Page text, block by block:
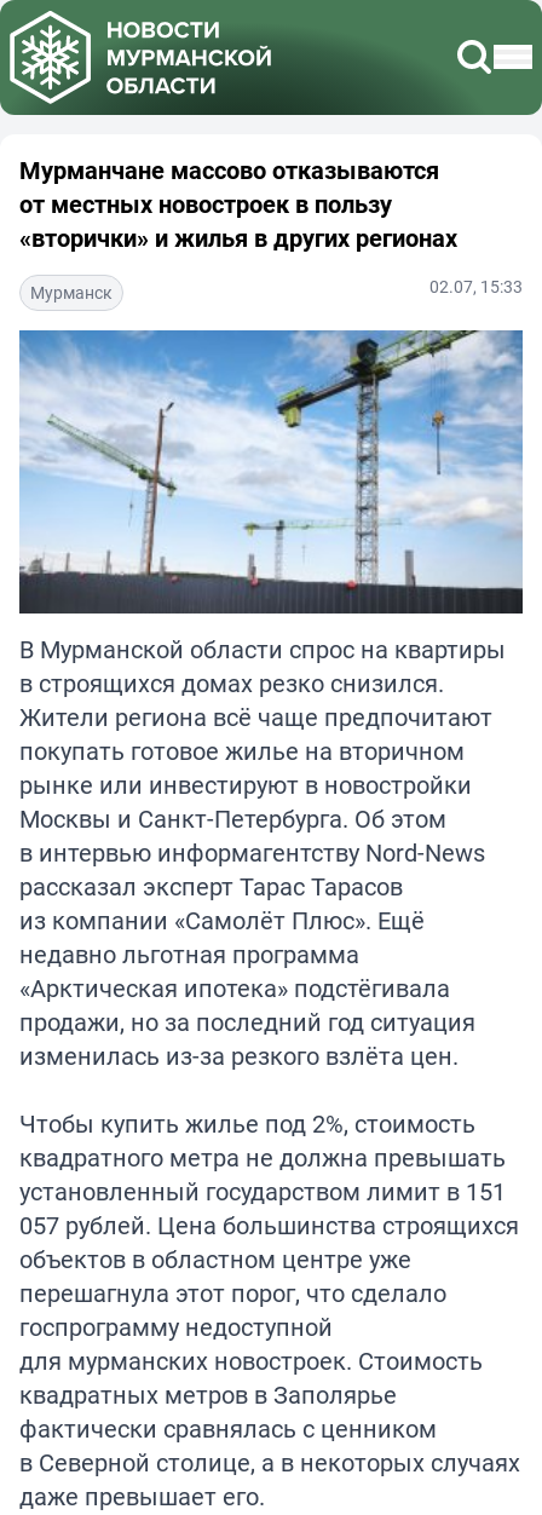
Мурманчане массово отказываются
от местных новостроек в пользу
«вторички» и жилья в других регионах
Мурманск 02.07, 15:33
В Мурманской области спрос на квартиры
в строящихся домах резко снизился.
Жители региона всё чаще предпочитают
покупать готовое жилье на вторичном
рынке или инвестируют в новостройки
Москвы и Санкт-Петербурга. Об этом
в интервью информагентству Nord-News
рассказал эксперт Тарас Тарасов
из компании «Самолёт Плюс». Ещё
недавно льготная программа
«Арктическая ипотека» подстёгивала
продажи, но за последний год ситуация
изменилась из-за резкого взлёта цен.
Чтобы купить жилье под 2%, стоимость
квадратного метра не должна превышать
установленный государством лимит в 151
057 рублей. Цена большинства строящихся
объектов в областном центре уже
перешагнула этот порог, что сделало
госпрограмму недоступной
для мурманских новостроек. Стоимость
квадратных метров в Заполярье
фактически сравнялась с ценником
в Северной столице, а в некоторых случаях
даже превышает его.